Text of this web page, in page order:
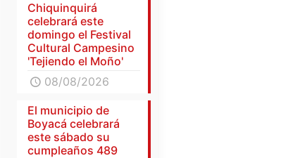
Chiquinquirá
celebrará este
domingo el Festival
Cultural Campesino
'Tejiendo el Moño'
08/08/2026
El municipio de
Boyacá celebrará
este sábado su
cumpleaños 489